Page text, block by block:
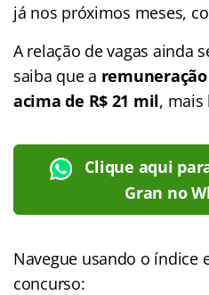
já nos próximos meses,
A relação de vagas ainda
saiba que a
acima de R$ 21 mil, mais
Clique aqui
Gran no
Navegue usando o índice
concurso: